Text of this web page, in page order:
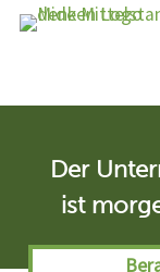
Der
ist